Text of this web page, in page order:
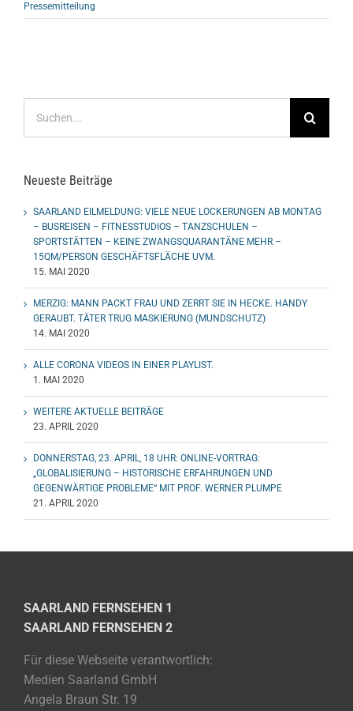
Pressemitteilung
nach:
Neueste Beiträge
SAARLAND EILMELDUNG: VIELE NEUE LOCKERUNGEN AB MONTAG
– BUSREISEN – FITNESSTUDIOS – TANZSCHULEN –
SPORTSTÄTTEN – KEINE ZWANGSQUARANTÄNE MEHR –
15QM/PERSON GESCHÄFTSFLÄCHE UVM.
15. MAI 2020
MERZIG: MANN PACKT FRAU UND ZERRT SIE IN HECKE. HANDY
GERAUBT. TÄTER TRUG MASKIERUNG (MUNDSCHUTZ)
14. MAI 2020
ALLE CORONA VIDEOS IN EINER PLAYLIST.
1. MAI 2020
WEITERE AKTUELLE BEITRÄGE
23. APRIL 2020
DONNERSTAG, 23. APRIL, 18 UHR: ONLINE-VORTRAG:
„GLOBALISIERUNG – HISTORISCHE ERFAHRUNGEN UND
GEGENWÄRTIGE PROBLEME“ MIT PROF. WERNER PLUMPE
21. APRIL 2020
SAARLAND FERNSEHEN 1
SAARLAND FERNSEHEN 2
Für diese Webseite verantwortlich:
Medien Saarland GmbH
Angela Braun Str. 19